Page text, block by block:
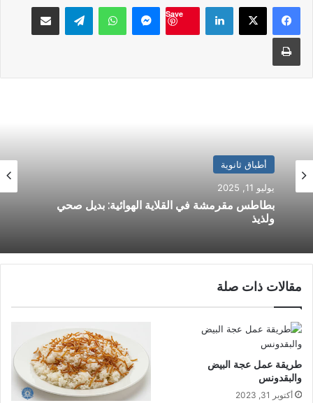
لينكدإن
Save
ماسنجر واتساب تيلقرام مشاكة بواسطة البريد
طباعة
أطباق ثانوية
يوليو 11, 2025
بطاطس مقرمشة في القلاية الهوائية: بديل صحي
أطباق ثانوية
مايو 31, 2025
طريقة عمل المحمرة
مقالات ذات صلة
طريقة عمل عجة البيض
والبقدونس
أكتوبر 31, 2023